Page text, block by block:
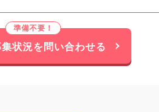
状況を問い合わせる